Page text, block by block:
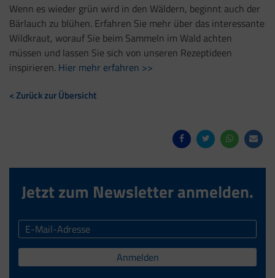
Wenn es wieder grün wird in den Wäldern, beginnt auch der
Bärlauch zu blühen. Erfahren Sie mehr über das interessante
Wildkraut, worauf Sie beim Sammeln im Wald achten
müssen und lassen Sie sich von unseren Rezeptideen
inspirieren. Hier mehr erfahren >>
< Zurück zur Übersicht
Jetzt zum Newsletter anmelden.
Anmelden